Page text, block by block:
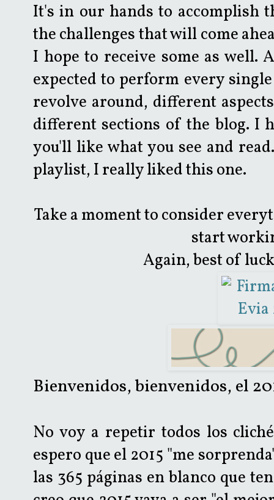
It's in our hands to accomplish
the challenges that will come
I hope to receive some as well.
expected to perform every
revolve around, different
different sections of the blog. I
you'll like what you see and
playlist, I really liked this one.
Take a moment to consider
start
Again, best of
Bienvenidos, bienvenidos, el
No voy a repetir todos los
espero que el 2015 "me
las 365 páginas en blanco que